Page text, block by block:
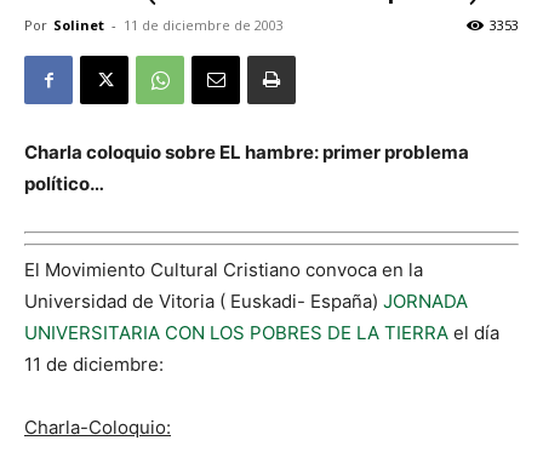
Por Solinet - 11 de diciembre de 2003 3353
Charla coloquio sobre EL hambre: primer problema
político…
El Movimiento Cultural Cristiano convoca en la
Universidad de Vitoria ( Euskadi- España) JORNADA
UNIVERSITARIA CON LOS POBRES DE LA TIERRA el día
11 de diciembre:
Charla-Coloquio: